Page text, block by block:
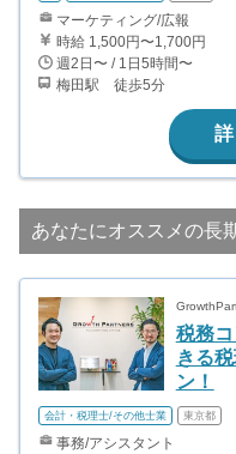
マーケティング/広報
時給 1,500円〜1,700円
週2日〜 / 1日5時間〜
梅田駅 徒歩5分
あなたにオススメの長
税務
きる
ン！
会計・税理士/その他士業 東京都
事務/アシスタント